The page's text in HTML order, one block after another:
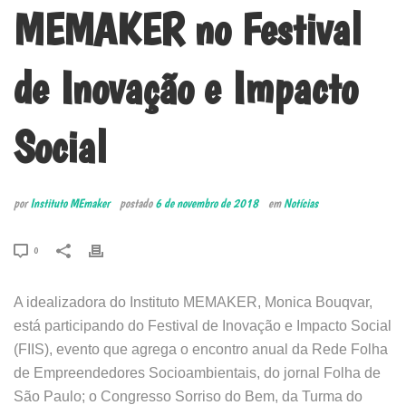
MEMAKER no Festival
de Inovação e Impacto
Social
porInstituto MEmaker postado6 de novembro de 2018 emNotícias
0
A idealizadora do Instituto MEMAKER, Monica Bouqvar,
está participando do Festival de Inovação e Impacto Social
(FIIS), evento que agrega o encontro anual da Rede Folha
de Empreendedores Socioambientais, do jornal Folha de
São Paulo; o Congresso Sorriso do Bem, da Turma do